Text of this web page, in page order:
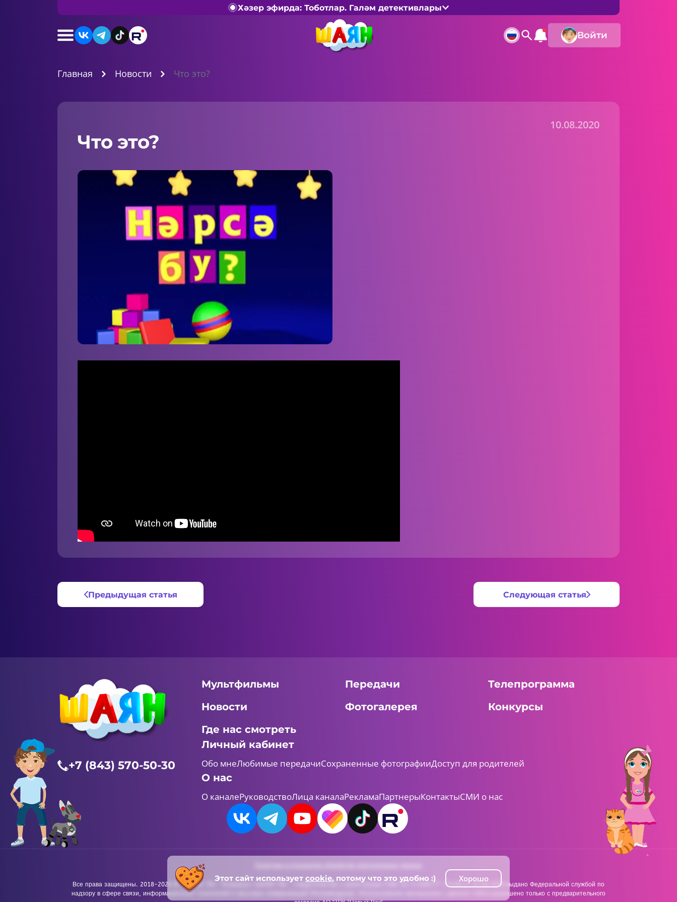
Хәзер эфирда: Тоботлар. Галәм детективлары
Войти
Главная Новости Что это?
10.08.2020
Что это?
Предыдущая статья Следующая статья
+7 (843) 570-50-30
Мультфильмы Передачи
Телепрограмма
Новости
Фотогалерея
Конкурсы
Где нас смотреть
Личный кабинет
Обо мнеЛюбимые передачиСохраненные фотографииДоступ для родителей
О нас
О каналеРуководствоЛица каналаРекламаПартнерыКонтактыСМИ о нас
Все права защищены. 2018-2026 © «ШАЯН ТВ». Телеканал «ШАЯН ТВ» , Свидетельство о регистрации СМИ Эл-Л №ФС77-73138 от 22.06.2018 выдано Федеральной службой по
надзору в сфере связи, информационных технологий и массовых коммуникаций (Роскомнадзор). Использование материалов с данного сайта разрешено только с предварительного
Этот сайт использует cookie, потому что это удобно :) Хорошо